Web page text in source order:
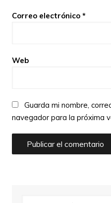
Correo electrónico *
Web
Guarda mi nombre,
navegador para la próxima